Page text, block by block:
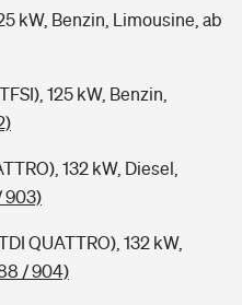
kW, Benzin, Limousine, ab
125 kW, Benzin,
132 kW, Diesel,
903)
QUATTRO), 132 kW,
/ 904)